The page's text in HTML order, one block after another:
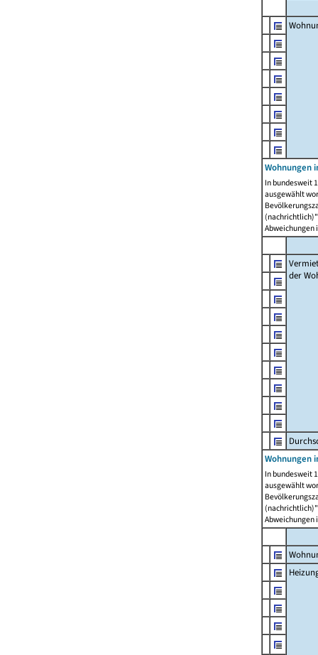
Wohnungen
In bundesweit
ausgewählt
Abweichungen
der
Wohnungen
In bundesweit
ausgewählt
Abweichungen